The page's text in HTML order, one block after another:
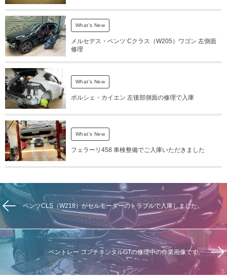
What's New
メルセデス・ベンツ Cクラス（W205）ワゴン 左側面
修理
What's New
ポルシェ・カイエン 左後部側面の修理で入庫
What's New
フェラーリ458 車検整備でご入庫いただきました
ベンツCLS（W218）がセルモーターのトラブルで入庫しました。
ベントレー コンチネンタルGTの修理中の作業画像です。